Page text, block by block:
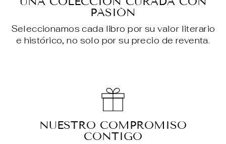
PASIÓN
Seleccionamos cada libro por su valor literario
e histórico, no solo por su precio de reventa.
NUESTRO COMPROMISO
CONTIGO